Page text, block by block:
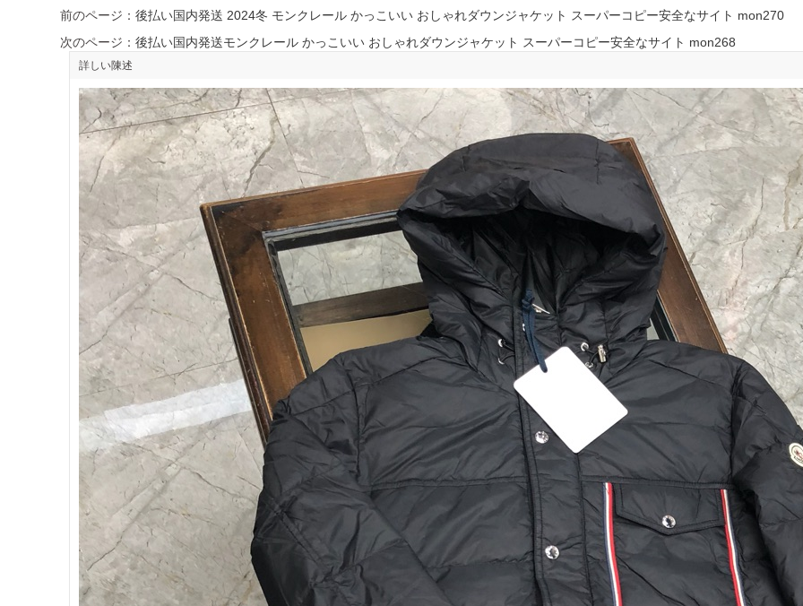
前のページ： 後払い国内発送 2024冬 モンクレール かっこいい おしゃれダウンジャケット スーパーコピー安全なサイト mon270
次のページ： 後払い国内発送モンクレール かっこいい おしゃれダウンジャケット スーパーコピー安全なサイト mon268
詳しい陳述